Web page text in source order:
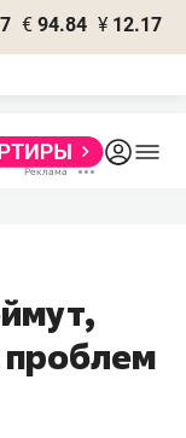
€ 94.84 ¥ 12.17